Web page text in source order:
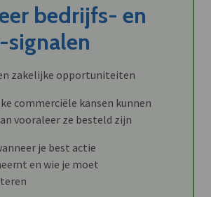
bedrijfs- en
signalen
zakelijke opportuniteiten
commerciële kansen kunnen
vooraleer ze besteld zijn
je best actie
en wie je moet